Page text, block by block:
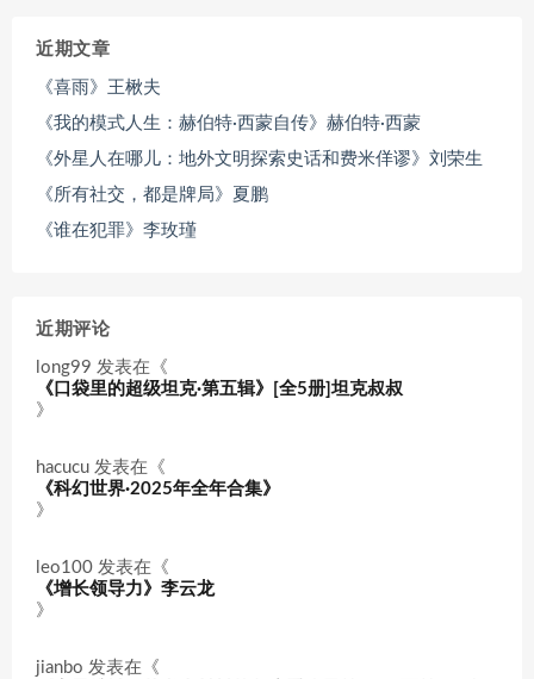
近期文章
《喜雨》王楸夫
《我的模式人生：赫伯特·西蒙自传》赫伯特·西蒙
《外星人在哪儿：地外文明探索史话和费米佯谬》刘荣生
《所有社交，都是牌局》夏鹏
《谁在犯罪》李玫瑾
近期评论
long99 发表在《
《口袋里的超级坦克·第五辑》[全5册]坦克叔叔
》
hacucu 发表在《
《科幻世界·2025年全年合集》
》
leo100 发表在《
《增长领导力》李云龙
》
jianbo 发表在《